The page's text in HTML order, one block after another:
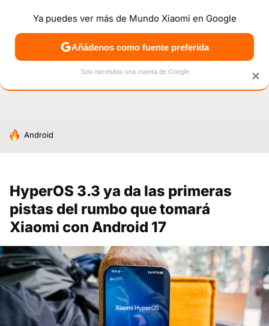
NOTICIAS MÓVILES TUTORIALES OFERTAS
HOY SE HABLA DE
Android
HyperOS 3.3 ya da las primeras
pistas del rumbo que tomará
Xiaomi con Android 17
×
Ya puedes ver más de Mundo Xiaomi en Google
Añádenos como fuente preferida
Solo necesitas una cuenta de Google